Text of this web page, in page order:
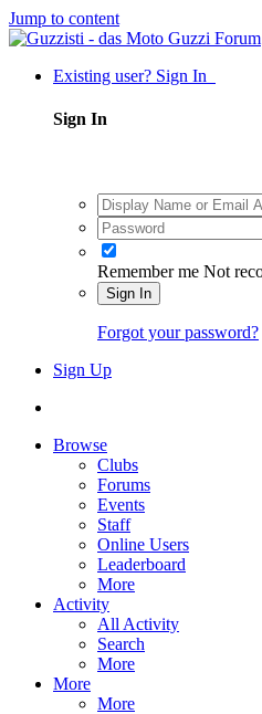
Jump to content
Existing user? Sign In
Sign In
Remember me Not
Sign In
Forgot your password?
Sign Up
Browse
Clubs
Forums
Events
Staff
Online Users
Leaderboard
More
Activity
All Activity
Search
More
More
More